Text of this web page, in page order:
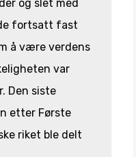
og slet med
fortsatt fast
å være verdens
var
Den siste
etter Første
riket ble delt